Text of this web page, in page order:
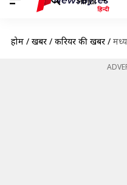
होम / खबरें / करियर की खबरें / मध्य